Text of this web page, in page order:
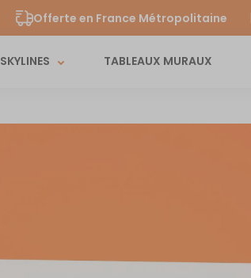
Offerte en France Métropolitaine
SKYLINES TABLEAUX MURAUX